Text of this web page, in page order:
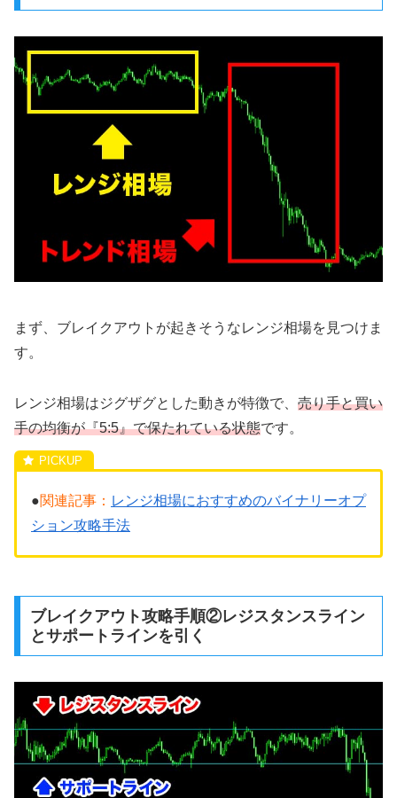
まず、ブレイクアウトが起きそうなレンジ相場を見つけま
す。
レンジ相場はジグザグとした動きが特徴で、 売り手と買い
手の均衡が『5:5』で保たれている状態です。
●関連記事： レンジ相場におすすめのバイナリーオプ
ション攻略手法
ブレイクアウト攻略手順②レジスタンスライン
とサポートラインを引く